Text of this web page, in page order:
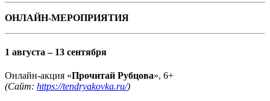
ОНЛАЙН-МЕРОПРИЯТИЯ
1 августа – 13 сентября
Онлайн-акция «Прочитай Рубцова», 6+
(Сайт: https://tendryakovka.ru/)